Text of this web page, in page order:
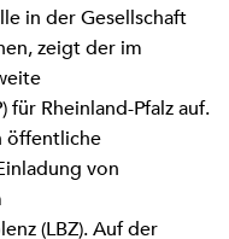
in der Gesellschaft
zeigt der im
Rheinland-Pfalz auf.
öffentliche
von
(LBZ). Auf der